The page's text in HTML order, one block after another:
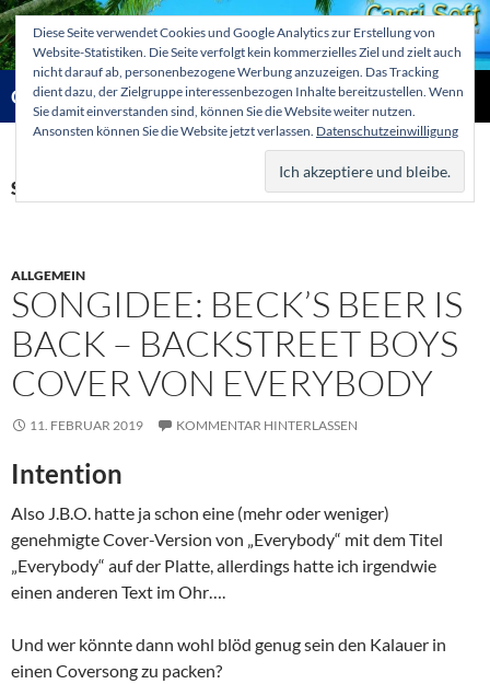
Zum
Inhalt
springen
Capri-Soft Knowledge database
Suchen
MENÜ
Schlagwortarchiv: Spaß
ALLGEMEIN
SONGIDEE: BECK’S BEER IS
BACK – BACKSTREET BOYS
COVER VON EVERYBODY
11. FEBRUAR 2019 KOMMENTAR HINTERLASSEN
Intention
Also J.B.O. hatte ja schon eine (mehr oder weniger)
genehmigte Cover-Version von „Everybody“ mit dem Titel
„Everybody“ auf der Platte, allerdings hatte ich irgendwie
einen anderen Text im Ohr….
Und wer könnte dann wohl blöd genug sein den Kalauer in
einen Coversong zu packen?
Diese Seite verwendet Cookies und Google Analytics zur Erstellung von
Website-Statistiken. Die Seite verfolgt kein kommerzielles Ziel und zielt auch
nicht darauf ab, personenbezogene Werbung anzuzeigen. Das Tracking
dient dazu, der Zielgruppe interessenbezogen Inhalte bereitzustellen. Wenn
Sie damit einverstanden sind, können Sie die Website weiter nutzen.
Ansonsten können Sie die Website jetzt verlassen. Datenschutzeinwilligung